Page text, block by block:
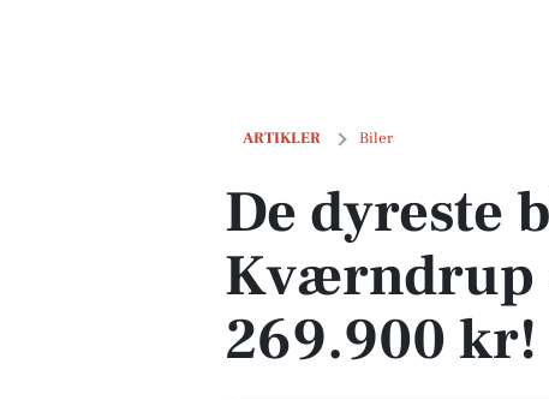
ARTIKLER Biler
De dyreste biler i Kværndrup - Pris op til
De dyreste
Kværndrup
269.900 kr!